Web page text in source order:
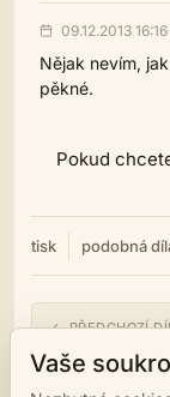
09.12.2013 16:16
Nějak nevím,
pěkné.
Pokud
tisk podobná
← PŘEDCHOZÍ
Co víc?
Vaše